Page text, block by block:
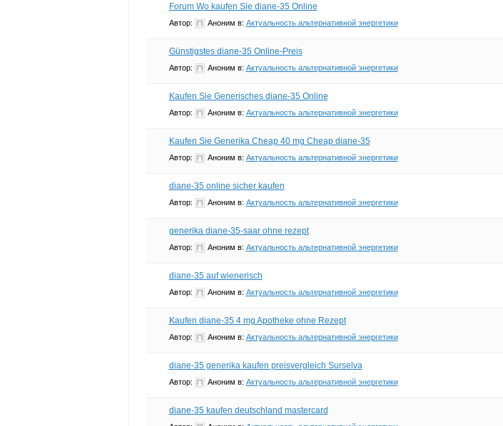
Forum Wo kaufen Sie diane-35 Online
Автор: Аноним в: Актуальность альтернативной энергетики
Günstigstes diane-35 Online-Preis
Автор: Аноним в: Актуальность альтернативной энергетики
Kaufen Sie Generisches diane-35 Online
Автор: Аноним в: Актуальность альтернативной энергетики
Kaufen Sie Generika Cheap 40 mg Cheap diane-35
Автор: Аноним в: Актуальность альтернативной энергетики
diane-35 online sicher kaufen
Автор: Аноним в: Актуальность альтернативной энергетики
generika diane-35-saar ohne rezept
Автор: Аноним в: Актуальность альтернативной энергетики
diane-35 auf wienerisch
Автор: Аноним в: Актуальность альтернативной энергетики
Kaufen diane-35 4 mg Apotheke ohne Rezept
Автор: Аноним в: Актуальность альтернативной энергетики
diane-35 generika kaufen preisvergleich Surselva
Автор: Аноним в: Актуальность альтернативной энергетики
diane-35 kaufen deutschland mastercard